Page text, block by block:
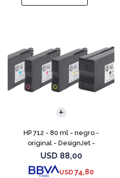
HP 712 - 80 ml - negro -
original - DesignJet -
cartucho de tinta - para
DesignJet Studio, T210, T230,
T250, T630, T650
USD 88,00
USD 74,80